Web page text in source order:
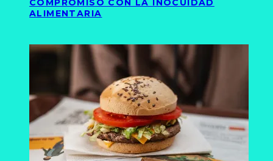
COMPROMISO CON LA INOCUIDAD
ALIMENTARIA